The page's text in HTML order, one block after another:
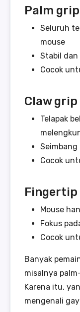
Palm grip
Seluruh
mouse
Stabil dan
Cocok
Claw grip
Telapak
Cocok
Fingertip
Mouse
Fokus
Cocok
Banyak
misalnya
Karena itu,
mengenali